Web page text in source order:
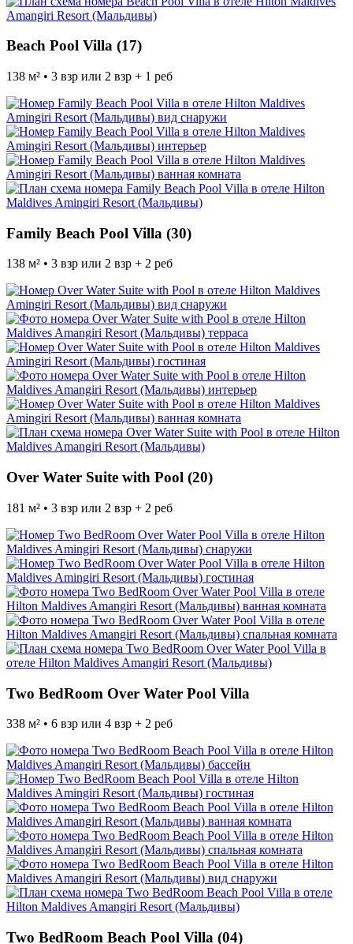
Beach Pool Villa (17)
138 м² • 3 взр или 2 взр + 1 реб
Family Beach Pool Villa (30)
138 м² • 3 взр или 2 взр + 2 реб
Over Water Suite with Pool (20)
181 м² • 3 взр или 2 взр + 2 реб
Two BedRoom Over Water Pool Villa
338 м² • 6 взр или 4 взр + 2 реб
Two BedRoom Beach Pool Villa (04)